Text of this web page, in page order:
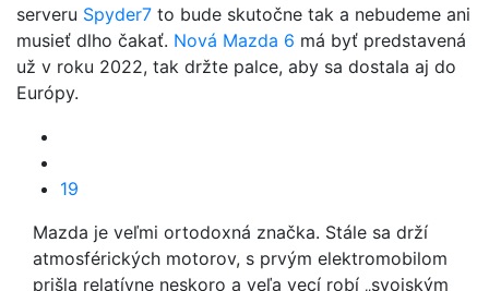
serveru Spyder7 to bude skutočne tak a nebudeme ani
musieť dlho čakať. Nová Mazda 6 má byť predstavená
už v roku 2022, tak držte palce, aby sa dostala aj do
Európy.
19
Mazda je veľmi ortodoxná značka. Stále sa drží
atmosférických motorov, s prvým elektromobilom
prišla relatívne neskoro a veľa vecí robí „svojským